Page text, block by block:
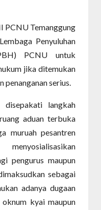
PCNU Temanggung
Penyuluhan
PCNU untuk
jika ditemukan
penanganan serius.
langkah
aduan terbuka
muruah pesantren
pengurus maupun
sebagai
adanya dugaan
kyai maupun